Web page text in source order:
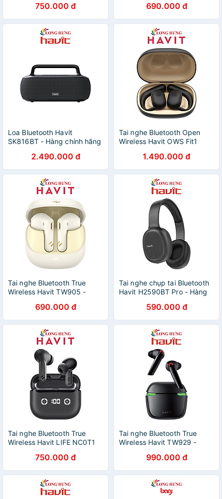
750.000 đ 690.000 đ
Loa Bluetooth Havit
SK816BT - Hàng chính hãng
2.490.000 đ
Tai nghe Bluetooth Open
Wireless Havit OWS Fit1
1.490.000 đ
Tai nghe Bluetooth True
Wireless Havit TW905 -
690.000 đ
Tai nghe chụp tai Bluetooth
Havit H2590BT Pro - Hàng
590.000 đ
Tai nghe Bluetooth True
Wireless Havit LIFE NC0T1
750.000 đ
Tai nghe Bluetooth True
Wireless Havit TW929 -
990.000 đ